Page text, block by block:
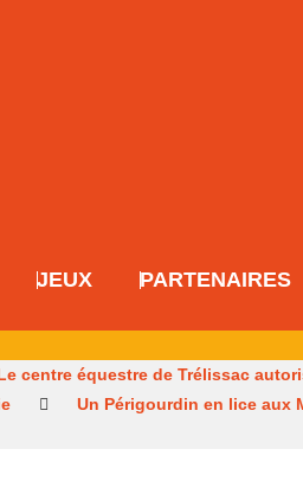
JEUX PARTENAIRES
centre équestre de Trélissac
Un Périgourdin en lice aux